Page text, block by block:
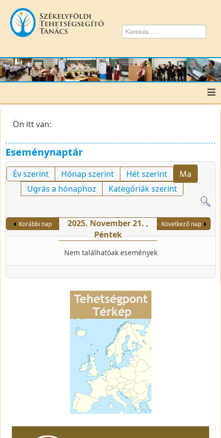
≡
Ön itt van:
Eseménynaptár
Év szerint Hónap szerint Hét szerint
Ma
Ugrás a hónaphoz
Kategóriák szerint
Korábbi nap
2025. November 21. ,
Péntek
Következő nap
Nem találhatóak események